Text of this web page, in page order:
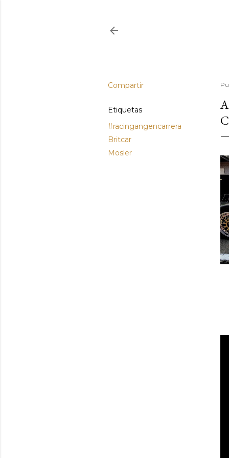
Compartir
Etiquetas
#racingangencarrera
Britcar
Mosler